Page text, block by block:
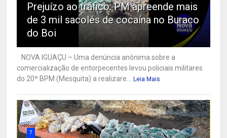
Prejuízo ao tráfico: PM apreende mais
de 3 mil sacolés de cocaína no Buraco
do Boi
NOVA IGUAÇU – Uma denúncia anônima sobre a
comercialização de entorpecentes levou policiais militares
do 20º BPM (Mesquita) a realizare... Leia Mais
7